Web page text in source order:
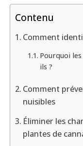
Contenu
Comment
Pourquoi
ils ?
Comment
nuisibles
Éliminer les
plantes de